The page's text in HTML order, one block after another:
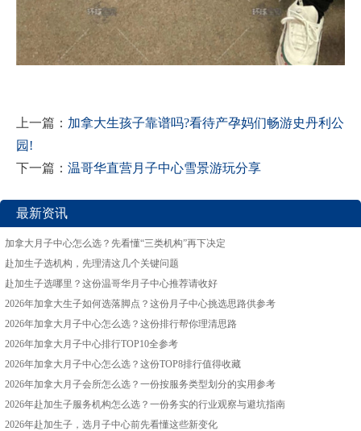
上一篇： 加拿大生孩子靠谱吗?看待产孕妈们畅游史丹利公
园!
下一篇： 温哥华直营月子中心雪景游玩分享
最新资讯
加拿大月子中心怎么选？先看懂“三类机构”再下决定
赴加生子选机构，先理清这几个关键问题
赴加生子选哪里？这份温哥华月子中心推荐请收好
2026年加拿大生子如何选落脚点？这份月子中心挑选思路供参考
2026年加拿大月子中心怎么选？这份排行帮你理清思路
2026年加拿大月子中心排行TOP10全参考
2026年加拿大月子中心怎么选？这份TOP8排行值得收藏
2026年加拿大月子会所怎么选？一份按服务类型划分的实用参考
2026年赴加生子服务机构怎么选？一份务实的行业观察与避坑指南
2026年赴加生子，选月子中心前先看懂这些新变化